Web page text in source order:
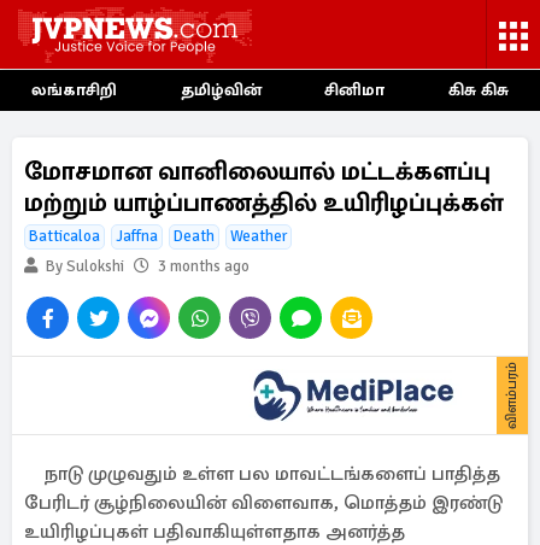
லங்காசிறி தமிழ்வின் சினிமா கிசு கிசு
மோசமான வானிலையால் மட்டக்களப்பு
மற்றும் யாழ்ப்பாணத்தில் உயிரிழப்புக்கள்
Batticaloa Jaffna Death
Weather
By Sulokshi
3 months ago
விளம்பரம்
நாடு முழுவதும் உள்ள பல மாவட்டங்களைப் பாதித்த
பேரிடர் சூழ்நிலையின் விளைவாக, மொத்தம் இரண்டு
உயிரிழப்புகள் பதிவாகியுள்ளதாக அனர்த்த